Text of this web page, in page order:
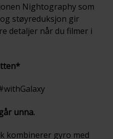
Nightography som
støyreduksjon gir
detaljer når du filmer i
unna.
kombinerer gyro med